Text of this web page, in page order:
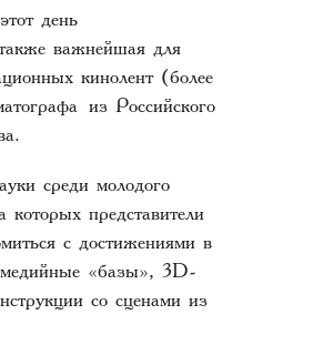
день
также важнейшая для
кинолент (более
из Российского
среди молодого
представители
с достижениями в
«базы», 3D-
со сценами из